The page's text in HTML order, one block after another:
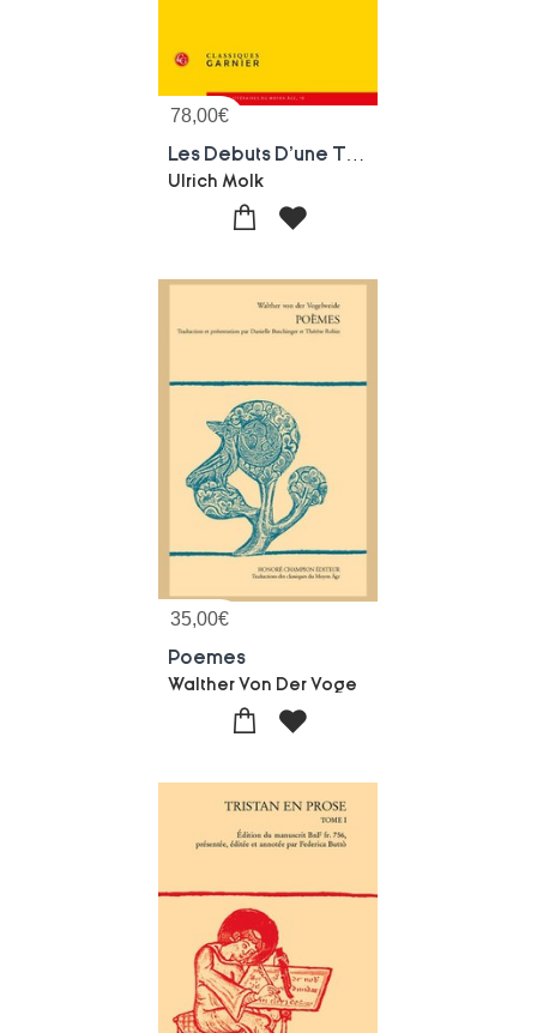
78,00€
Ulrich Molk
35,00€
Poemes
Walther Von Der Voge